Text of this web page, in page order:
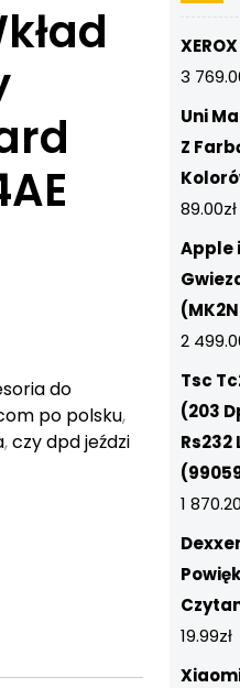
do
po polsku,
,czy dpd jeździ
3
Uni
Z
89.00zł
Apple
2
Tsc
(203
1 870.20
19.99zł